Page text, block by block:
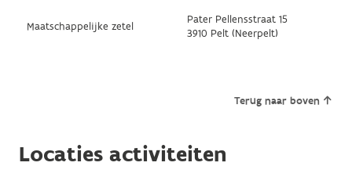
Maatschappelijke zetel
Pater Pellensstraat 15
3910 Pelt (Neerpelt)
Terug naar boven
Locaties activiteiten